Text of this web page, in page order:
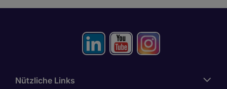
Nützliche Links